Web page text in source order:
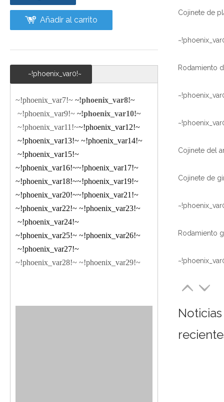
Añadir al carrito
~!phoenix_var0!~
~!phoenix_var7!~ ~!phoenix_var8!~
~!phoenix_var9!~ ~!phoenix_var10!~
~!phoenix_var11!~~!phoenix_var12!~
~!phoenix_var13!~ ~!phoenix_var14!~
~!phoenix_var15!~
~!phoenix_var16!~~!phoenix_var17!~
~!phoenix_var18!~~!phoenix_var19!~
~!phoenix_var20!~~!phoenix_var21!~
~!phoenix_var22!~ ~!phoenix_var23!~
~!phoenix_var24!~
~!phoenix_var25!~ ~!phoenix_var26!~
~!phoenix_var27!~
~!phoenix_var28!~ ~!phoenix_var29!~
Noticias